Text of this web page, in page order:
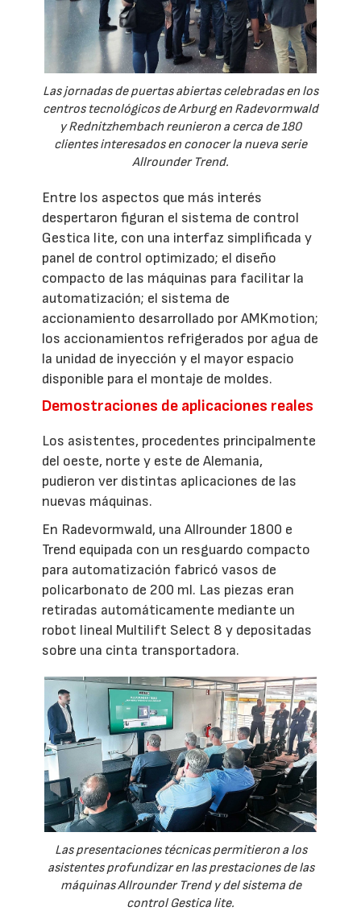
Las jornadas de puertas abiertas celebradas en los
centros tecnológicos de Arburg en Radevormwald
y Rednitzhembach reunieron a cerca de 180
clientes interesados en conocer la nueva serie
Allrounder Trend.
Entre los aspectos que más interés
despertaron figuran el sistema de control
Gestica lite, con una interfaz simplificada y
panel de control optimizado; el diseño
compacto de las máquinas para facilitar la
automatización; el sistema de
accionamiento desarrollado por AMKmotion;
los accionamientos refrigerados por agua de
la unidad de inyección y el mayor espacio
disponible para el montaje de moldes.
Demostraciones de aplicaciones reales
Los asistentes, procedentes principalmente
del oeste, norte y este de Alemania,
pudieron ver distintas aplicaciones de las
nuevas máquinas.
En Radevormwald, una Allrounder 1800 e
Trend equipada con un resguardo compacto
para automatización fabricó vasos de
policarbonato de 200 ml. Las piezas eran
retiradas automáticamente mediante un
robot lineal Multilift Select 8 y depositadas
sobre una cinta transportadora.
Las presentaciones técnicas permitieron a los
asistentes profundizar en las prestaciones de las
máquinas Allrounder Trend y del sistema de
control Gestica lite.